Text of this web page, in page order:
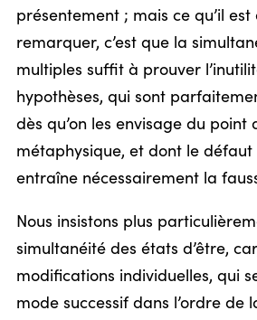
présentement ; mais ce qu’il est
remarquer, c’est que la
multiples suffit à prouver
hypothèses, qui sont
dès qu’on les envisage du point
métaphysique, et dont le
entraîne nécessairement la
Nous insistons plus
simultanéité des états d’être,
modifications individuelles, qui
mode successif dans l’ordre de